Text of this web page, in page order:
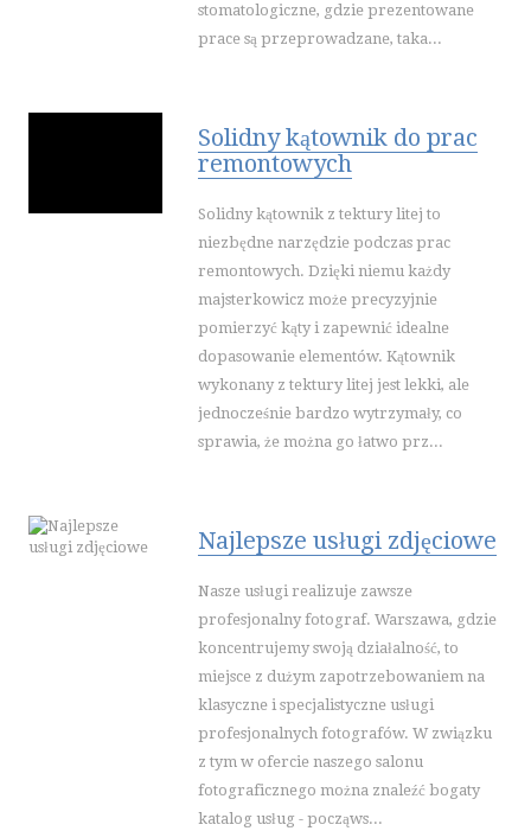
KONTAKT
stomatologiczne, gdzie prezentowane
prace są przeprowadzane, taka...
Solidny kątownik do prac
remontowych
Solidny kątownik z tektury litej to
niezbędne narzędzie podczas prac
remontowych. Dzięki niemu każdy
majsterkowicz może precyzyjnie
pomierzyć kąty i zapewnić idealne
dopasowanie elementów. Kątownik
wykonany z tektury litej jest lekki, ale
jednocześnie bardzo wytrzymały, co
sprawia, że można go łatwo prz...
Najlepsze usługi zdjęciowe
Nasze usługi realizuje zawsze
profesjonalny fotograf. Warszawa, gdzie
koncentrujemy swoją działalność, to
miejsce z dużym zapotrzebowaniem na
klasyczne i specjalistyczne usługi
profesjonalnych fotografów. W związku
z tym w ofercie naszego salonu
fotograficznego można znaleźć bogaty
katalog usług - począws...